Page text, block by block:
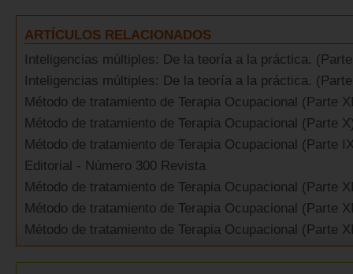
ARTÍCULOS RELACIONADOS
Inteligencias múltiples: De la teoría a la práctica.
Inteligencias múltiples: De la teoría a la práctica.
Método de tratamiento de Terapia Ocupacional (Parte
Método de tratamiento de Terapia Ocupacional (Parte
Método de tratamiento de Terapia Ocupacional (Parte
Editorial - Número 300 Revista
Método de tratamiento de Terapia Ocupacional (Parte
Método de tratamiento de Terapia Ocupacional (Parte
Método de tratamiento de Terapia Ocupacional (Parte